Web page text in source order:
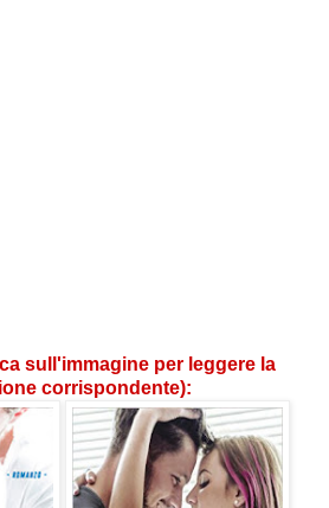
sull'immagine per leggere la
corrispondente):